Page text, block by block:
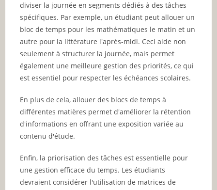
diviser la journée en segments dédiés à des tâches
spécifiques. Par exemple, un étudiant peut allouer un
bloc de temps pour les mathématiques le matin et un
autre pour la littérature l'après-midi. Ceci aide non
seulement à structurer la journée, mais permet
également une meilleure gestion des priorités, ce qui
est essentiel pour respecter les échéances scolaires.
En plus de cela, allouer des blocs de temps à
différentes matières permet d'améliorer la rétention
d'informations en offrant une exposition variée au
contenu d'étude.
Enfin, la priorisation des tâches est essentielle pour
une gestion efficace du temps. Les étudiants
devraient considérer l'utilisation de matrices de